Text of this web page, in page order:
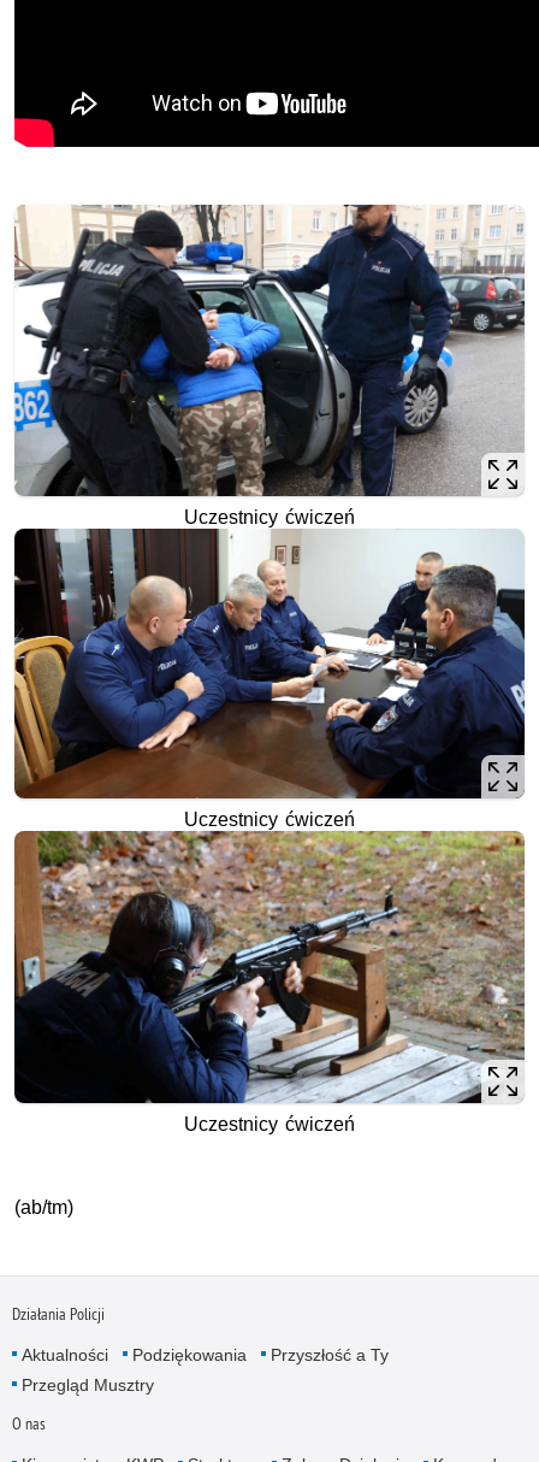
Uczestnicy ćwiczeń
Uczestnicy ćwiczeń
Uczestnicy ćwiczeń
(ab/tm)
Działania Policji
Aktualności Podziękowania
Przyszłość a Ty
Przegląd Musztry
O nas